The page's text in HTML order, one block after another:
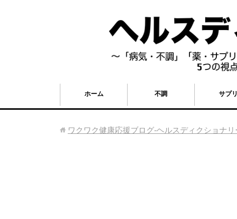
ホーム 不調 サプリ
ワクワク健康応援ブログ-ヘルスディクショナリ